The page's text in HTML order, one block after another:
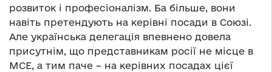
розвиток і професіоналізм. Ба більше, вони
навіть претендують на керівні посади в Союзі.
Але українська делегація впевнено довела
присутнім, що представникам росії не місце в
МСЕ, а тим паче – на керівних посадах цієї